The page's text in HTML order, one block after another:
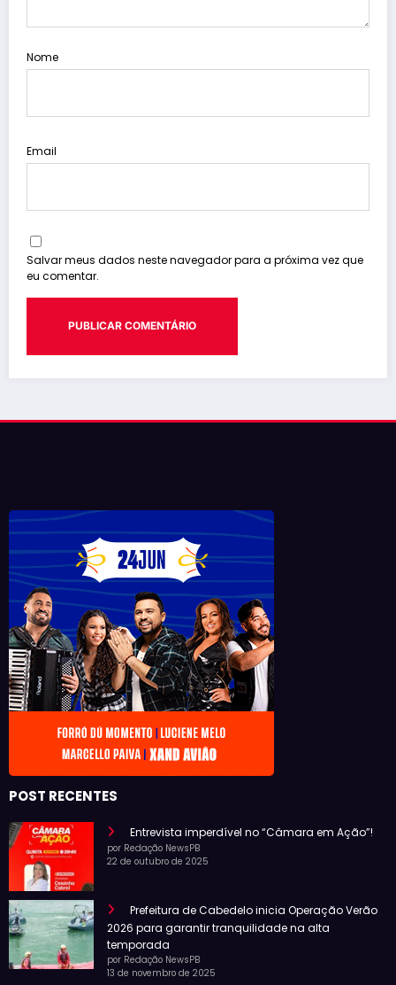
Nome
Email
Salvar meus dados neste navegador para a próxima vez que
eu comentar.
POST RECENTES
Entrevista imperdível no “Câmara em Ação”!
por Redação NewsPB
22 de outubro de 2025
Prefeitura de Cabedelo inicia Operação Verão
2026 para garantir tranquilidade na alta
temporada
por Redação NewsPB
13 de novembro de 2025